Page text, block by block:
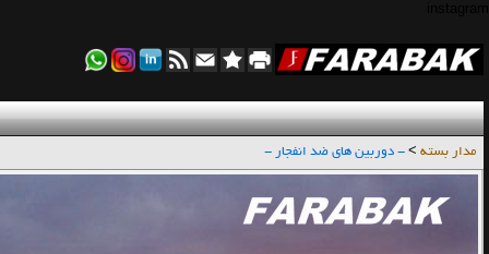
مدار بسته > - دوربین های ضد انفجار -